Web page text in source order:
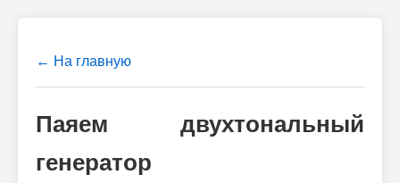
← На главную
Паяем двухтональный
генератор